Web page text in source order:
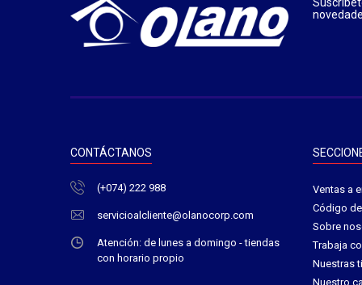
CONTÁCTANOS
(+074) 222 988
servicioalcliente@olanocorp.com
Atención: de lunes a domingo - tiendas
con horario propio
Ventas a
Código
Sobre
Trabaja
Nuestras
Nuestro